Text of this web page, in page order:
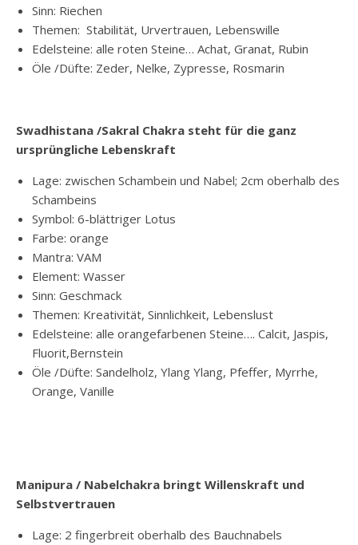
Sinn: Riechen
Themen: Stabilität, Urvertrauen, Lebenswille
Edelsteine: alle roten Steine… Achat, Granat, Rubin
Öle /Düfte: Zeder, Nelke, Zypresse, Rosmarin
Swadhistana /Sakral Chakra steht für die ganz
ursprüngliche Lebenskraft
Lage: zwischen Schambein und Nabel; 2cm oberhalb des
Schambeins
Symbol: 6-blättriger Lotus
Farbe: orange
Mantra: VAM
Element: Wasser
Sinn: Geschmack
Themen: Kreativität, Sinnlichkeit, Lebenslust
Edelsteine: alle orangefarbenen Steine…. Calcit, Jaspis,
Fluorit,Bernstein
Öle /Düfte: Sandelholz, Ylang Ylang, Pfeffer, Myrrhe,
Orange, Vanille
Manipura / Nabelchakra bringt Willenskraft und
Selbstvertrauen
Lage: 2 fingerbreit oberhalb des Bauchnabels